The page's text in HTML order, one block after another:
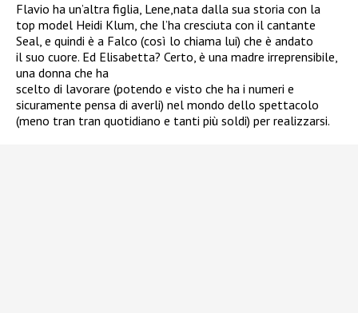
Flavio ha un’altra figlia, Lene,nata dalla sua storia con la
top model Heidi Klum, che l’ha cresciuta con il cantante
Seal, e quindi è a Falco (così lo chiama lui) che è andato
il suo cuore. Ed Elisabetta? Certo, è una madre irreprensibile,
una donna che ha
scelto di lavorare (potendo e visto che ha i numeri e
sicuramente pensa di averli) nel mondo dello spettacolo
(meno tran tran quotidiano e tanti più soldi) per realizzarsi.